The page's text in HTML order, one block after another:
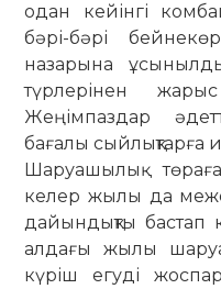
одан кейінгі
бәрі-бәрі
назарына
түрлерінен
Жеңімпаздар
бағалы сый­лық­тарға
Шаруашылық
келер жылы да
дайындықты бас­­тап
ал­дағы жылы
күріш егуді